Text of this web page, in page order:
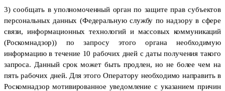
3) сообщать в уполномоченный орган по защите прав субъектов
персональных данных (Федеральную службу по надзору в сфере
связи, информационных технологий и массовых коммуникаций
(Роскомнадзор)) по запросу этого органа необходимую
информацию в течение 10 рабочих дней с даты получения такого
запроса. Данный срок может быть продлен, но не более чем на
пять рабочих дней. Для этого Оператору необходимо направить в
Роскомнадзор мотивированное уведомление с указанием причин